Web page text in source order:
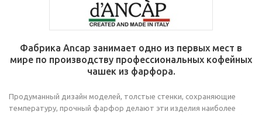
Фабрика Аncap занимает одно из первых мест в
мире по производству профессиональных кофейных
чашек из фарфора.
Продуманный дизайн моделей, толстые стенки, сохраняющие
температуру, прочный фарфор делают эти изделия наиболее